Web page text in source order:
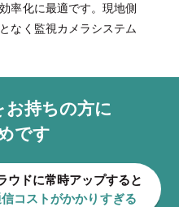
率化に最適です。現地側
なく監視カメラシステム
持ちの方に
です
ウドに常時アップすると
コストがかかりすぎる